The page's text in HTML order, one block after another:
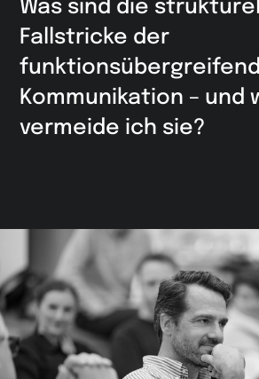
Was sind die
Fallstricke der
Kommunikation – und
vermeide ich sie?